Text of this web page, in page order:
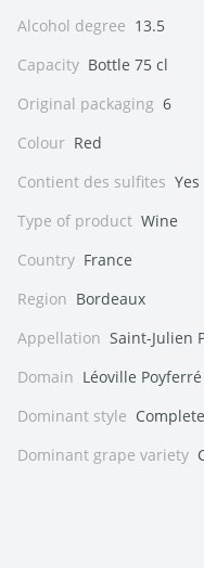
Alcohol degree 13.5
Capacity Bottle 75 cl
Original packaging 6
Colour Red
Contient des sulfites Yes
Type of product Wine
Country France
Region Bordeaux
Appellation Saint-Julien
Domain Léoville Poyferré
Dominant style
Dominant grape variety